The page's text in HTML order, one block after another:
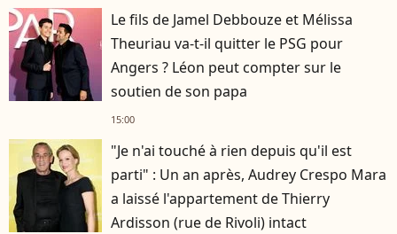
Le fils de Jamel Debbouze et Mélissa
Theuriau va-t-il quitter le PSG pour
Angers ? Léon peut compter sur le
soutien de son papa
15:00
"Je n'ai touché à rien depuis qu'il est
parti" : Un an après, Audrey Crespo Mara
a laissé l'appartement de Thierry
Ardisson (rue de Rivoli) intact